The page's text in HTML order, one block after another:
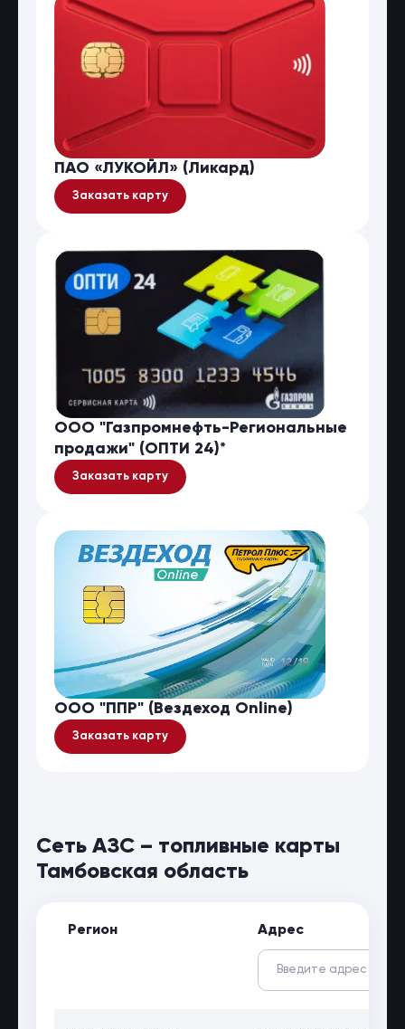
ПАО «ЛУКОЙЛ» (Ликард)
Заказать карту
ООО "Газпромнефть-Региональные
продажи" (ОПТИ 24)*
Заказать карту
ООО "ППР" (Вездеход Online)
Заказать карту
Сеть АЗС – топливные карты
Тамбовская область
Регион Адрес